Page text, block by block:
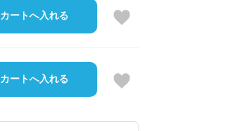
カートへ入れる
カートへ入れる